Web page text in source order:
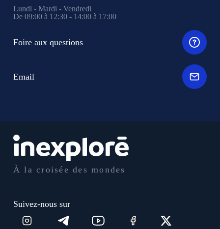
À la croisée des mondes
Suivez-nous sur
Lundi - Mardi - Vendredi
De 09:00 à 12:30 - 14:00 à 17:00
Foire aux questions
Email